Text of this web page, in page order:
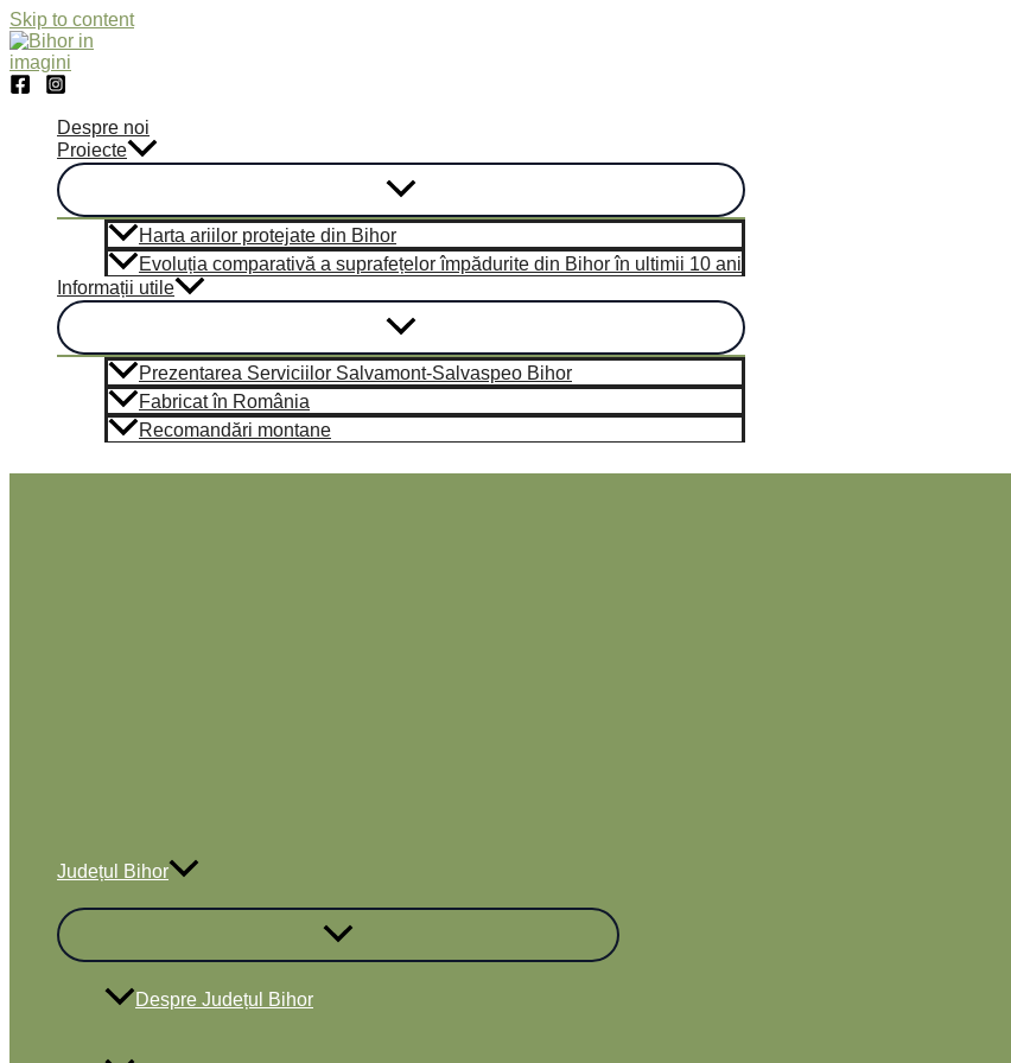
Skip to content
Despre noi
Proiecte
Harta ariilor protejate din Bihor
Evoluția comparativă a suprafețelor împădurite din Bihor în ultimii 10 ani
Informații utile
Prezentarea Serviciilor Salvamont-Salvaspeo Bihor
Fabricat în România
Recomandări montane
Județul Bihor
Despre Județul Bihor